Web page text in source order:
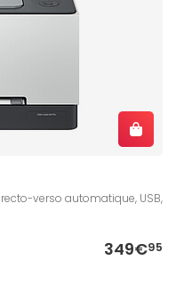
verso automatique, USB,
349€95